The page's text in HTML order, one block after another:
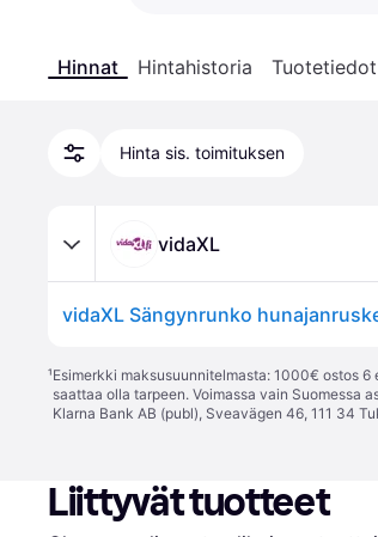
Hinnat Hintahistoria Tuotetiedot
Hinta sis. toimituksen
vidaXL
vidaXL Sängynrunko
¹Esimerkki maksusuunnitelmasta: 1000€ ostos
saattaa olla tarpeen. Voimassa vain Suomessa
Klarna Bank AB (publ), Sveavägen 46, 111 34
Liittyvät tuotteet